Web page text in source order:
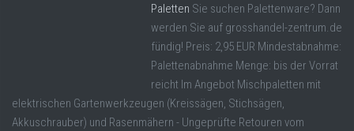
Paletten Sie suchen Palettenware? Dann
werden Sie auf grosshandel-zentrum.de
fündig! Preis: 2,95 EUR Mindestabnahme:
Palettenabnahme Menge: bis der Vorrat
reicht Im Angebot Mischpaletten mit
elektrischen Gartenwerkzeugen (Kreissägen, Stichsägen,
Akkuschrauber) und Rasenmähern - Ungeprüfte Retouren vom